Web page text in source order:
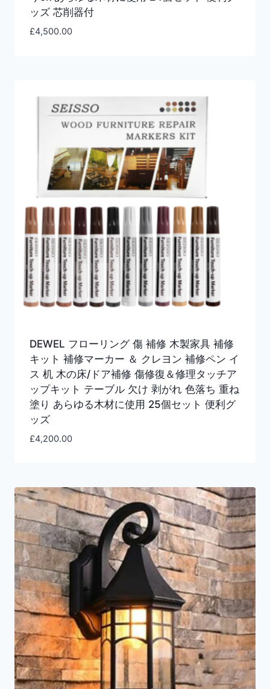
ッズ 芯削器付
£4,500.00
DEWEL フローリング 傷 補修 木製家具 補修
キット 補修マーカー ＆ クレヨン 補修ペン イ
ス 机 木の床/ドア補修 傷修復＆修理タッチア
ップキット テーブル 欠け 剥がれ 色落ち 重ね
塗り あらゆる木材に使用 25個セット 便利グ
ッズ
£4,200.00